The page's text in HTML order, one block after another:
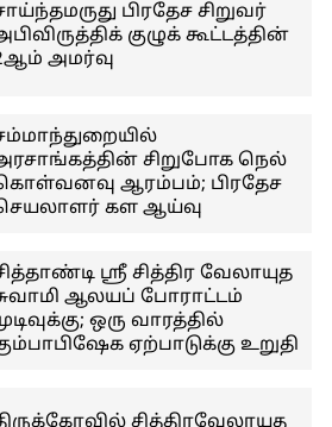
பிரதேச சிறுவர்
குழுக் கூட்டத்தின்
அமர்வு
சிறுபோக நெல்
ஆரம்பம்; பிரதேச
கள ஆய்வு
ஸ்ரீ சித்திர வேலாயுத
ஆலயப் போராட்டம்
ஒரு வாரத்தில்
ஏற்பாடுக்கு உறுதி